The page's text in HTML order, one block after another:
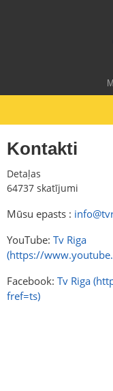
Kontakti
Detaļas
64737 skatījumi
Mūsu epasts :
YouTube: Tv Riga
(https://
Facebook: Tv Riga
fref=ts)